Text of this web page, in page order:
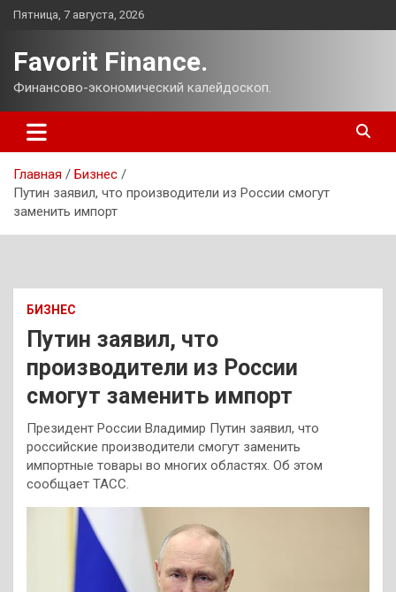
Перейти
Пятница, 7 августа, 2026
Favorit Finance.
Финансово-экономический калейдоскоп.
Главная
Бизнес
Путин заявил, что производители из России смогут
заменить импорт
БИЗНЕС
Путин заявил, что
производители из России
смогут заменить импорт
Президент России Владимир Путин заявил, что
российские производители смогут заменить
импортные товары во многих областях. Об этом
сообщает ТАСС.